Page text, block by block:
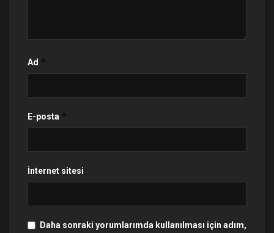
Ad *
E-posta *
İnternet sitesi
Daha sonraki yorumlarımda kullanılması için adım,